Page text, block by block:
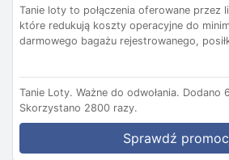
Tanie loty to połączenia oferowane przez
które redukują koszty operacyjne do
darmowego bagażu rejestrowanego,
Tanie Loty. Ważne do odwołania. Dodano
Skorzystano 2800 razy.
Sprawdź